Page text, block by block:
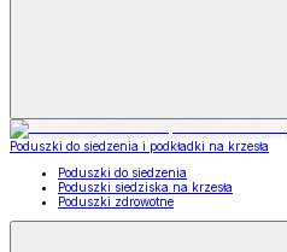
Poduszki do siedzenia i podkładki na krzesła
Poduszki do siedzenia
Poduszki siedziska na krzesła
Poduszki zdrowotne